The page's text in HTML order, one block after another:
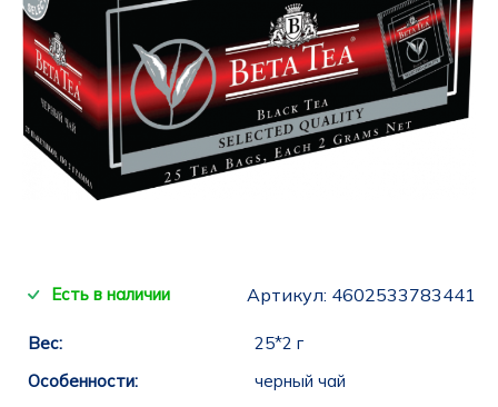
Есть в наличии Артикул: 4602533783441
Вес:
25*2 г
Особенности:
черный чай